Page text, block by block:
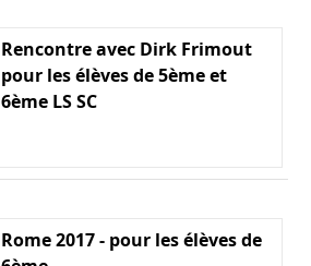
Rencontre avec Dirk Frimout
pour les élèves de 5ème et
6ème LS SC
Rome 2017 - pour les élèves de